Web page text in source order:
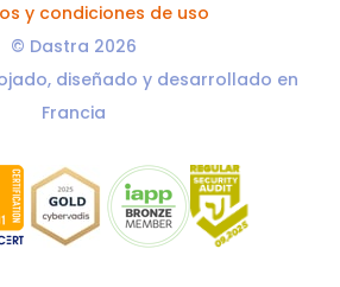
y condiciones de uso
© Dastra 2026
diseñado y desarrollado en
Francia